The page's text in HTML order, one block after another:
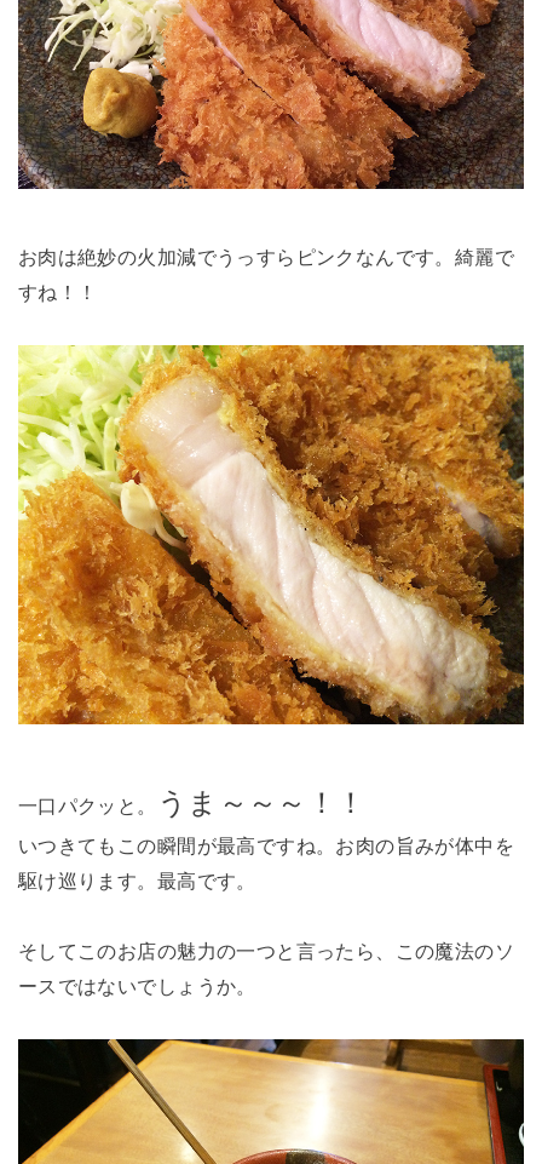
お肉は絶妙の火加減でうっすらピンクなんです。綺麗で
すね！！
一口パクッと。 うま～～～！！
いつきてもこの瞬間が最高ですね。お肉の旨みが体中を
駆け巡ります。最高です。
そしてこのお店の魅力の一つと言ったら、この魔法のソ
ースではないでしょうか。